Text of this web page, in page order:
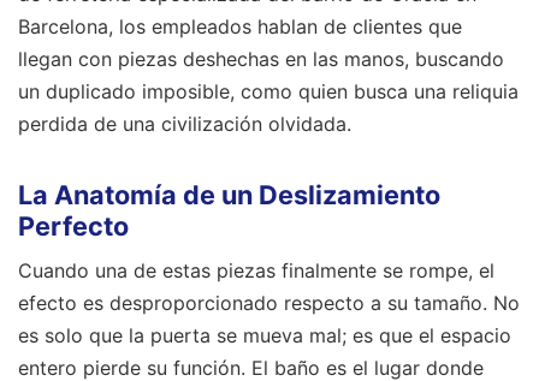
Barcelona, los empleados hablan de clientes que
llegan con piezas deshechas en las manos, buscando
un duplicado imposible, como quien busca una reliquia
perdida de una civilización olvidada.
La Anatomía de un Deslizamiento
Perfecto
Cuando una de estas piezas finalmente se rompe, el
efecto es desproporcionado respecto a su tamaño. No
es solo que la puerta se mueva mal; es que el espacio
entero pierde su función. El baño es el lugar donde